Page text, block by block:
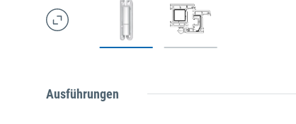
Ausführungen